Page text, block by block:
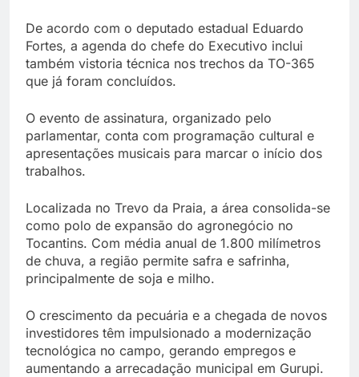
De acordo com o deputado estadual Eduardo
Fortes, a agenda do chefe do Executivo inclui
também vistoria técnica nos trechos da TO-365
que já foram concluídos.
O evento de assinatura, organizado pelo
parlamentar, conta com programação cultural e
apresentações musicais para marcar o início dos
trabalhos.
Localizada no Trevo da Praia, a área consolida-se
como polo de expansão do agronegócio no
Tocantins. Com média anual de 1.800 milímetros
de chuva, a região permite safra e safrinha,
principalmente de soja e milho.
O crescimento da pecuária e a chegada de novos
investidores têm impulsionado a modernização
tecnológica no campo, gerando empregos e
aumentando a arrecadação municipal em Gurupi.